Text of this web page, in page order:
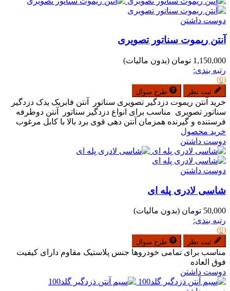
دوست داشتن
آنتن ریموت سناتور تصویری
1,150,000 تومان
(بدون مالیات)
رتبه بندی:
(0)
ثبت نظر طرح سوال
خرید آنتن ریموت دزدگیر تصویری سناتور آنتن فابریک یدک دزدگیر
سناتور تصویری مناسب برای انواع دزدگیر سناتور آنتن دوطرفه
فرستنده و گیرنده همزمان آنتن دهی قوی برد بالا با کابل مرغوب
خرید محصول
دوست داشتن
دوست داشتن
شاسی لادری پله ای
50,000 تومان
(بدون مالیات)
رتبه بندی:
(0)
ثبت نظر طرح سوال
مناسب برای تمامی خودروها جنس پلاستیک مقاوم دارای کیفیت
فوق العاده
دوست داشتن